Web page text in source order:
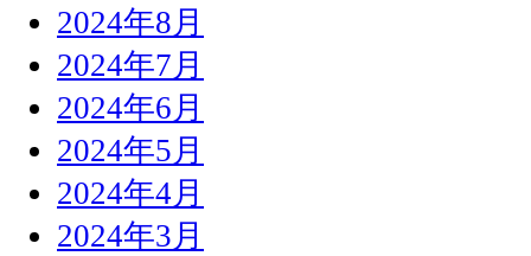
2024年8月
2024年7月
2024年6月
2024年5月
2024年4月
2024年3月